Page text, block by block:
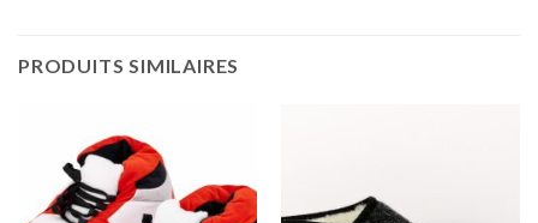
PRODUITS SIMILAIRES